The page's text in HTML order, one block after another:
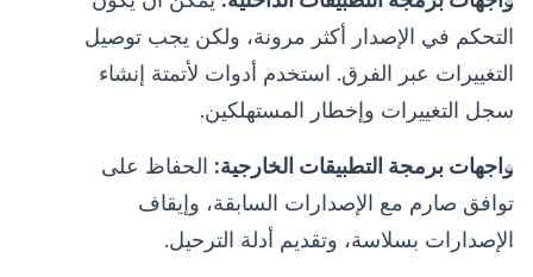
التحكم في الإصدار أكثر مرونة، ولكن يجب توصيل
التغييرات عبر الفرق. استخدم أدوات لأتمتة إنشاء
سجل التغييرات وإخطار المستهلكين.
واجهات برمجة التطبيقات الخارجية: الحفاظ على
توافق صارم مع الإصدارات السابقة، وإيقاف
الإصدارات بسلاسة، وتقديم أدلة الترحيل.